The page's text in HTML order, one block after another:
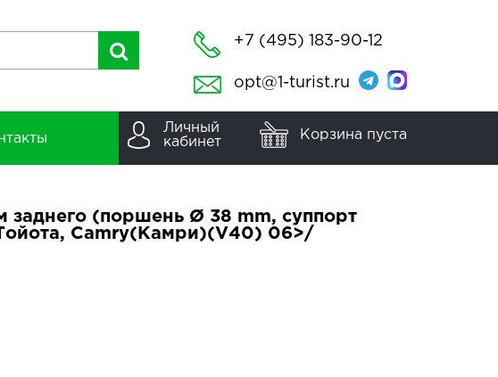
+7 (495) 183-90-12
opt@1-turist.ru
Личный
кабинет
Корзина пуста
заднего (поршень Ø 38 mm, суппорт
Camry(Камри)(V40) 06>/